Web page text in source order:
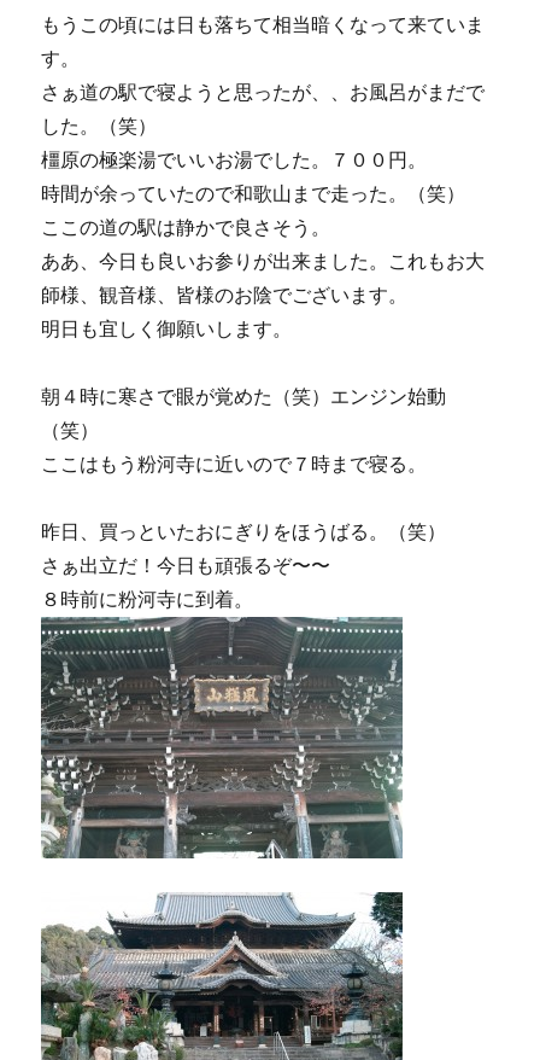
もうこの頃には日も落ちて相当暗くなって来ていま
す。
さぁ道の駅で寝ようと思ったが、、お風呂がまだで
した。（笑）
橿原の極楽湯でいいお湯でした。７００円。
時間が余っていたので和歌山まで走った。（笑）
ここの道の駅は静かで良さそう。
ああ、今日も良いお参りが出来ました。これもお大
師様、観音様、皆様のお陰でございます。
明日も宜しく御願いします。
朝４時に寒さで眼が覚めた（笑）エンジン始動
（笑）
ここはもう粉河寺に近いので７時まで寝る。
昨日、買っといたおにぎりをほうばる。（笑）
さぁ出立だ！今日も頑張るぞ〜〜
８時前に粉河寺に到着。